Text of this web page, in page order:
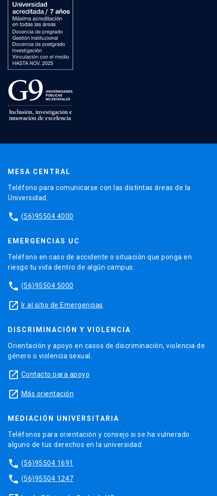
MESA CENTRAL
Teléfono para comunicarse con las distintas áreas de la
Universidad.
phone (56)95504 4000
EMERGENCIAS UC
Teléfono en caso de accidente o situación que ponga en
riesgo tu vida dentro de algún campus.
phone (56)95504 5000
launch Ir al sitio de Emergencias
DISCRIMINACIÓN Y VIOLENCIA
Orientación y apoyo en casos de discriminación, violencia de
género o violencia sexual.
launch Contacto para apoyo
launch Más orientación
MEDIACIÓN UNIVERSITARIA
Teléfonos para orientación y consejo si se ha vulnerado
alguno de tus derechos en la universidad.
phone (56)95504 1691
phone (56)95504 1247